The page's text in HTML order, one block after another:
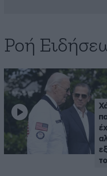
Ροή